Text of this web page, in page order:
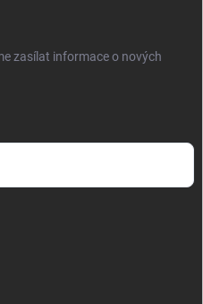
zasílat informace o nových